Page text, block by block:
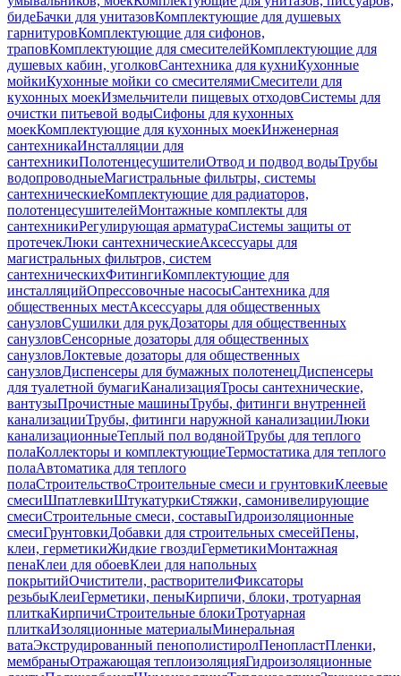
бидеБачки для унитазовКомплектующие для душевых
гарнитуровКомплектующие для сифонов,
траповКомплектующие для смесителейКомплектующие для
душевых кабин, уголковСантехника для кухниКухонные
мойкиКухонные мойки со смесителямиСмесители для
кухонных моекИзмельчители пищевых отходовСистемы для
очистки питьевой водыСифоны для кухонных
моекКомплектующие для кухонных моекИнженерная
сантехникаИнсталляции для
сантехникиПолотенцесушителиОтвод и подвод водыТрубы
водопроводныеМагистральные фильтры, системы
сантехническиеКомплектующие для радиаторов,
полотенцесушителейМонтажные комплекты для
сантехникиРегулирующая арматураСистемы защиты от
протечекЛюки сантехническиеАксессуары для
магистральных фильтров, систем
сантехническихФитингиКомплектующие для
инсталляцийОпрессовочные насосыСантехника для
общественных местАксессуары для общественных
санузловСушилки для рукДозаторы для общественных
санузловСенсорные дозаторы для общественных
санузловЛоктевые дозаторы для общественных
санузловДиспенсеры для бумажных полотенецДиспенсеры
для туалетной бумагиКанализацияТросы сантехнические,
вантузыПрочистные машиныТрубы, фитинги внутренней
канализацииТрубы, фитинги наружной канализацииЛюки
канализационныеТеплый пол водянойТрубы для теплого
полаКоллекторы и комплектующиеТермостатика для теплого
полаАвтоматика для теплого
полаСтроительствоСтроительные смеси и грунтовкиКлеевые
смесиШпатлевкиШтукатуркиСтяжки, самонивелирующие
смесиСтроительные смеси, составыГидроизоляционные
смесиГрунтовкиДобавки для строительных смесейПены,
клеи, герметикиЖидкие гвоздиГерметикиМонтажная
пенаКлеи для обоевКлеи для напольных
покрытийОчистители, растворителиФиксаторы
резьбыКлеиГерметики, пеныКирпичи, блоки, тротуарная
плиткаКирпичиСтроительные блокиТротуарная
плиткаИзоляционные материалыМинеральная
ватаЭкструдированный пенополистиролПенопластПленки,
мембраныОтражающая теплоизоляцияГидроизоляционные